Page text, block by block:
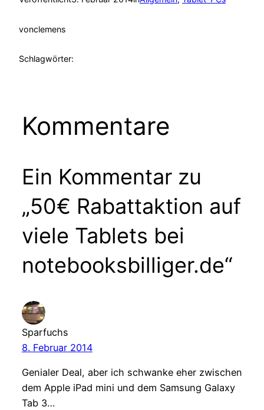
vonclemens
Schlagwörter:
Kommentare
Ein Kommentar zu
„50€ Rabattaktion auf
viele Tablets bei
notebooksbilliger.de“
Sparfuchs
8. Februar 2014
Genialer Deal, aber ich schwanke eher zwischen
dem Apple iPad mini und dem Samsung Galaxy
Tab 3…